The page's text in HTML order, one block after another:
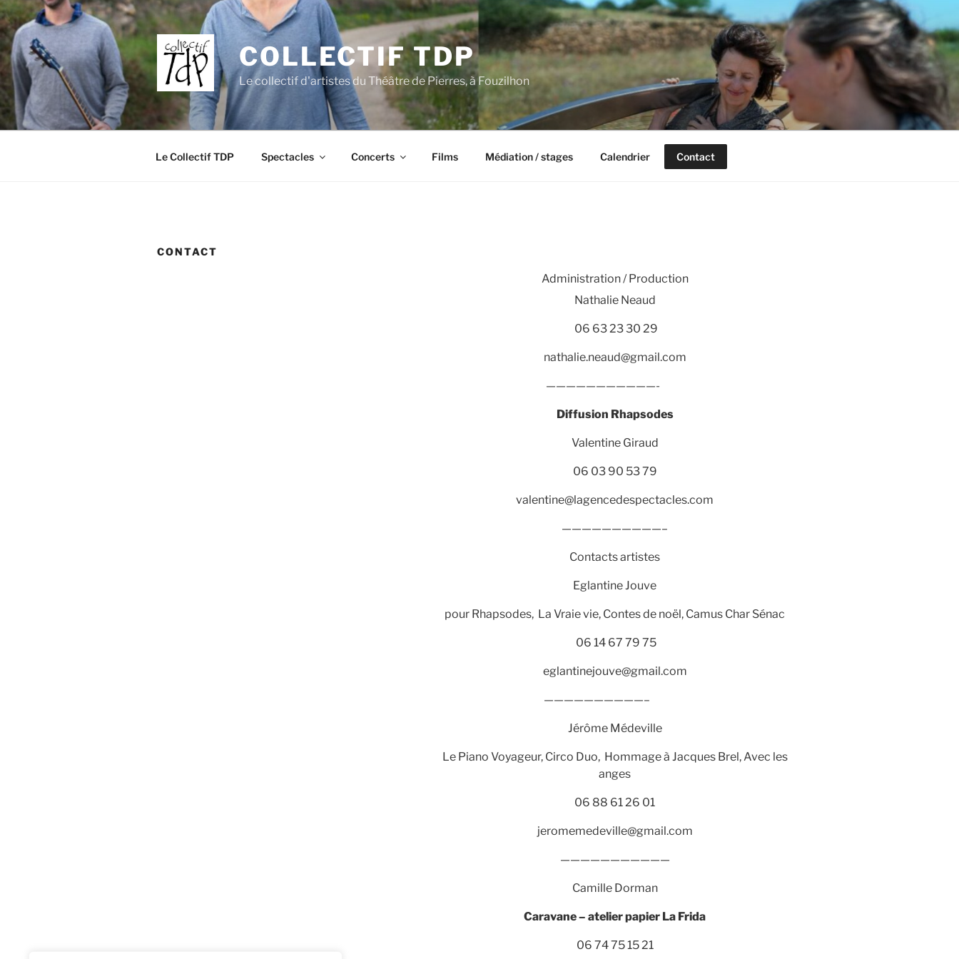
Aller
au
contenu
principal
COLLECTIF TDP
Le collectif d'artistes du Théâtre de Pierres, à Fouzilhon
Le Collectif TDP Spectacles Concerts Films Médiation / stages Calendrier Contact
CONTACT
Administration / Production
Nathalie Neaud
06 63 23 30 29
nathalie.neaud@gmail.com
———————————-
Diffusion Rhapsodes
Valentine Giraud
06 03 90 53 79
valentine@lagencedespectacles.com
——————————–
Contacts artistes
Eglantine Jouve
pour Rhapsodes, La Vraie vie, Contes de noël, Camus Char Sénac
06 14 67 79 75
eglantinejouve@gmail.com
——————————–
Jérôme Médeville
Le Piano Voyageur, Circo Duo, Hommage à Jacques Brel, Avec les
anges
06 88 61 26 01
jeromemedeville@gmail.com
———————————
Camille Dorman
Caravane – atelier papier La Frida
06 74 75 15 21